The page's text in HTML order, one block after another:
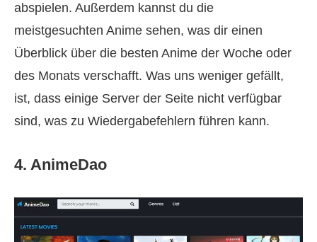
abspielen. Außerdem kannst du die
meistgesuchten Anime sehen, was dir einen
Überblick über die besten Anime der Woche oder
des Monats verschafft. Was uns weniger gefällt,
ist, dass einige Server der Seite nicht verfügbar
sind, was zu Wiedergabefehlern führen kann.
4. AnimeDao